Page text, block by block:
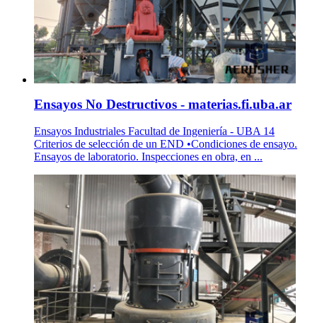
Ensayos No Destructivos - materias.fi.uba.ar
Ensayos Industriales Facultad de Ingeniería - UBA 14
Criterios de selección de un END •Condiciones de ensayo.
Ensayos de laboratorio. Inspecciones en obra, en ...